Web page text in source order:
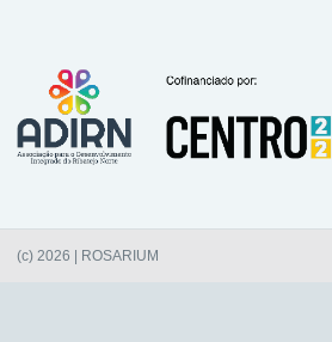
(c) 2026 | ROSARIUM